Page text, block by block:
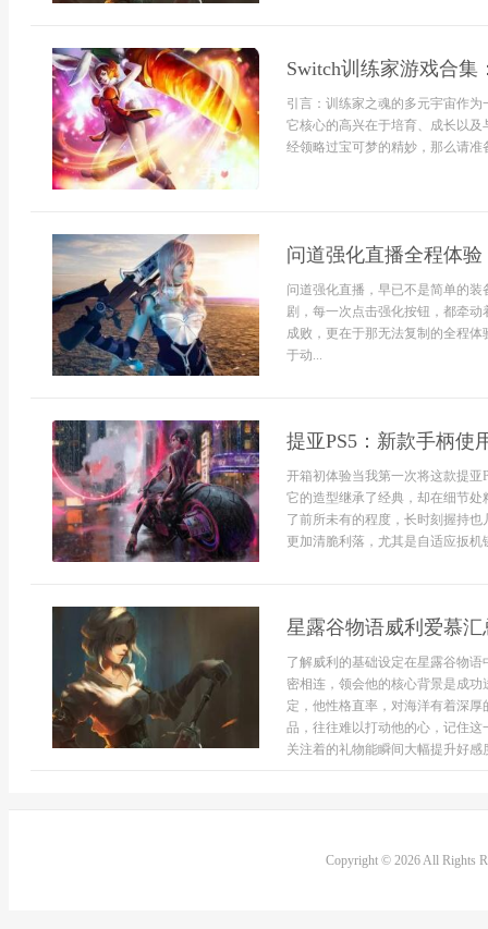
Switch训练家游戏合
引言：训练家之魂的多元宇宙作
它核心的高兴在于培育、成长以
经领略过宝可梦的精妙，那么请
问道强化直播全程体
问道强化直播，早已不是简单的
剧，每一次点击强化按钮，都牵
成败，更在于那无法复制的全程
于动...
提亚PS5：新款手柄使
开箱初体验当我第一次将这款提
它的造型继承了经典，却在细节
了前所未有的程度，长时刻握持
更加清脆利落，尤其是自适应扳
星露谷物语威利爱慕
了解威利的基础设定在星露谷物
密相连，领会他的核心背景是成
定，他性格直率，对海洋有着深
品，往往难以打动他的心，记住
关注着的礼物能瞬间大幅提升好感
Copyright © 2026 All Rights